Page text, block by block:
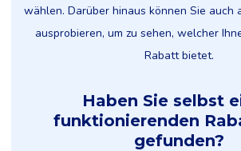
wählen. Darüber hinaus können Sie auch
ausprobieren, um zu sehen, welcher
Rabatt bietet.
Haben Sie selbst
funktionierenden
gefunden?